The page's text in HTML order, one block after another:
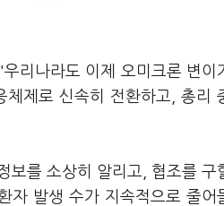
리나라도 이제 오미크론 변이
제로 신속히 전환하고, 총리
보를 소상히 알리고, 협조를 구
자 발생 수가 지속적으로 줄어